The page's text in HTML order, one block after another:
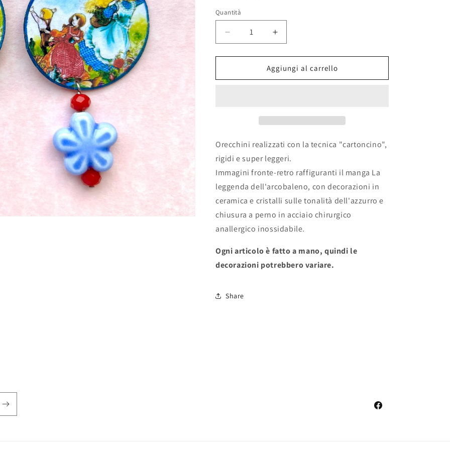
listino
Quantità
Diminuisci
quantità
per
&quot;LA
Aumenta
quantità
per
Orecchini
&quot;LA
Aggiungi al carrello
Orecchini realizzati con la tecnica "cartoncino",
rigidi e super leggeri.
Immagini fronte-retro raffiguranti il manga La
leggenda dell'arcobaleno, con decorazioni in
ceramica e cristalli sulle tonalità dell'azzurro e
chiusura a perno in acciaio chirurgico
anallergico inossidabile.
Ogni articolo è fatto a mano, quindi le
decorazioni potrebbero variare.
Share
Facebook